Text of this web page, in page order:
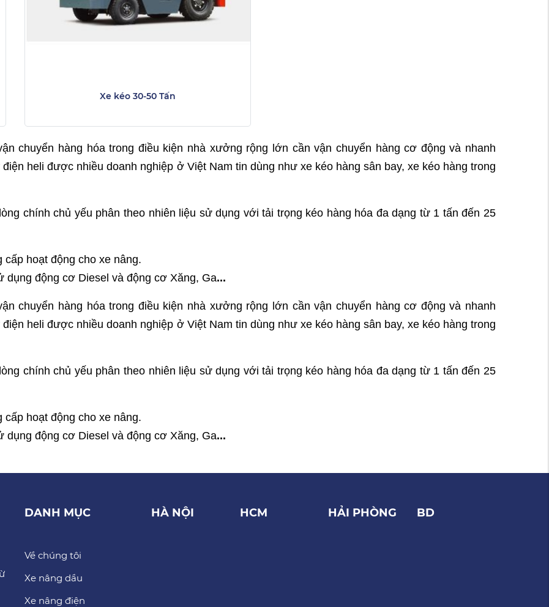
Xe kéo 30-50 Tấn
chuyển hàng hóa trong điều kiện nhà xưởng rộng lớn cần vận chuyển hàng cơ động và nhanh
heli được nhiều doanh nghiệp ở Việt Nam tin dùng như xe kéo hàng sân bay, xe kéo hàng trong
chính chủ yếu phân theo nhiên liệu sử dụng với tải trọng kéo hàng hóa đa dạng từ 1 tấn đến 25
hoạt động cho xe nâng.
động cơ Diesel và động cơ Xăng, Ga...
chuyển hàng hóa trong điều kiện nhà xưởng rộng lớn cần vận chuyển hàng cơ động và nhanh
heli được nhiều doanh nghiệp ở Việt Nam tin dùng như xe kéo hàng sân bay, xe kéo hàng trong
chính chủ yếu phân theo nhiên liệu sử dụng với tải trọng kéo hàng hóa đa dạng từ 1 tấn đến 25
hoạt động cho xe nâng.
động cơ Diesel và động cơ Xăng, Ga...
DANH MỤC
Về chúng tôi
Xe nâng dầu
Xe nâng điện
HÀ NỘI HCM HẢI PHÒNG BD